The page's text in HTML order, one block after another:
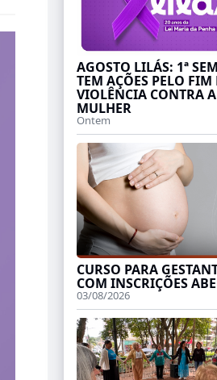
AGOSTO LILÁS: 1ª
TEM AÇÕES PELO FIM
VIOLÊNCIA CONTRA A
MULHER
Ontem
CURSO PARA
COM INSCRIÇÕES
03/08/2026